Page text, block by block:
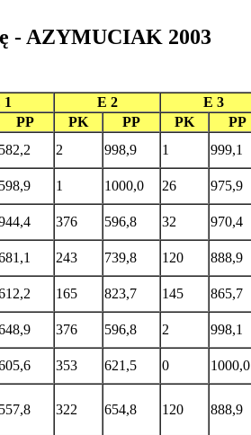
- AZYMUCIAK 2003
1 E 2 E 3
PP PK PP PK
PP
582,2 2 998,9 1 999,1
598,9 1 1000,0 26 975,9
376 596,8 32 970,4
243 739,8 120 888,9
165 823,7 145 865,7
376 596,8 2 998,1
353 621,5 0 1000,0
557,8 322 654,8 120 888,9